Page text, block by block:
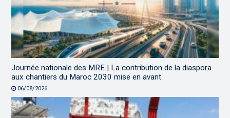
Journée nationale des MRE | La contribution de la diaspora
aux chantiers du Maroc 2030 mise en avant
06/08/2026